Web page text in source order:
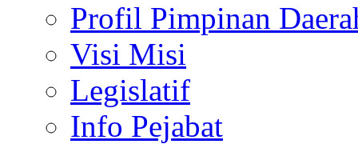
Profil Pimpinan
Visi Misi
Legislatif
Info Pejabat